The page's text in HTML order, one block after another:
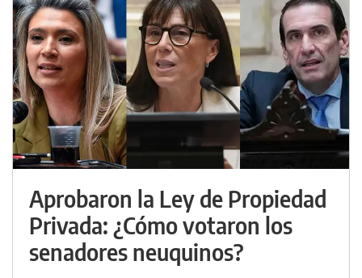
Aprobaron la Ley de Propiedad
Privada: ¿Cómo votaron los
senadores neuquinos?